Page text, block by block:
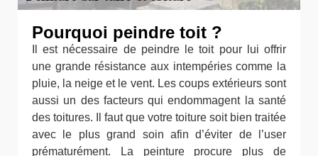
Pourquoi peindre toit ?
Il est nécessaire de peindre le toit pour lui offrir
une grande résistance aux intempéries comme la
pluie, la neige et le vent. Les coups extérieurs sont
aussi un des facteurs qui endommagent la santé
des toitures. Il faut que votre toiture soit bien traitée
avec le plus grand soin afin d’éviter de l’user
prématurément. La peinture procure plus de